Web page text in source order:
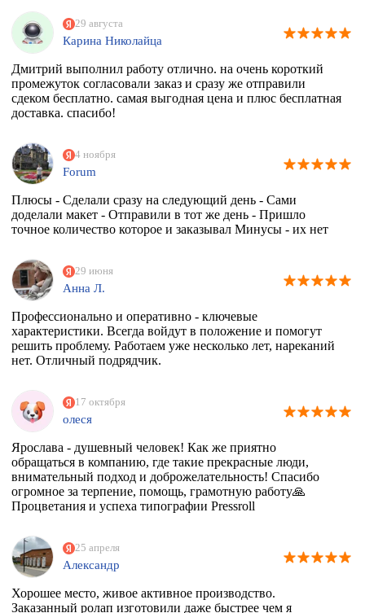
обращаться за помощью.
29 августа
Карина Николайца
Дмитрий выполнил работу отлично. на очень короткий
промежуток согласовали заказ и сразу же отправили
сдеком бесплатно. самая выгодная цена и плюс бесплатная
доставка. спасибо!
4 ноября
Forum
Плюсы - Сделали сразу на следующий день - Сами
доделали макет - Отправили в тот же день - Пришло
точное количество которое и заказывал Минусы - их нет
29 июня
Анна Л.
Профессионально и оперативно - ключевые
характеристики. Всегда войдут в положение и помогут
решить проблему. Работаем уже несколько лет, нареканий
нет. Отличный подрядчик.
17 октября
олеся
Ярослава - душевный человек! Как же приятно
обращаться в компанию, где такие прекрасные люди,
внимательный подход и доброжелательность! Спасибо
огромное за терпение, помощь, грамотную работу🙏
Процветания и успеха типографии Pressroll
25 апреля
Александр
Хорошее место, живое активное производство.
Заказанный ролап изготовили даже быстрее чем я